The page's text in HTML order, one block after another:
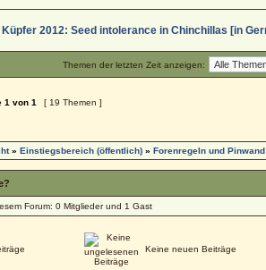
Küpfer 2012: Seed intolerance in Chinchillas [in
Themen der letzten Zeit anzeigen:
1 von1 [ 19 Themen ]
»Einstiegsbereich (öffentlich) »Forenregeln und Pinwand
Forum: 0 Mitglieder und 1 Gast
Keine neuen Beiträge